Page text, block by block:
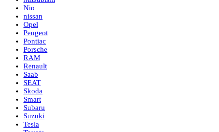
Nio
nissan
Opel
Peugeot
Pontiac
Porsche
RAM
Renault
Saab
SEAT
Skoda
Smart
Subaru
Suzuki
Tesla